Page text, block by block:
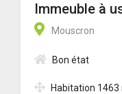
Immeuble à
Mouscron
Bon état
Habitation 1463